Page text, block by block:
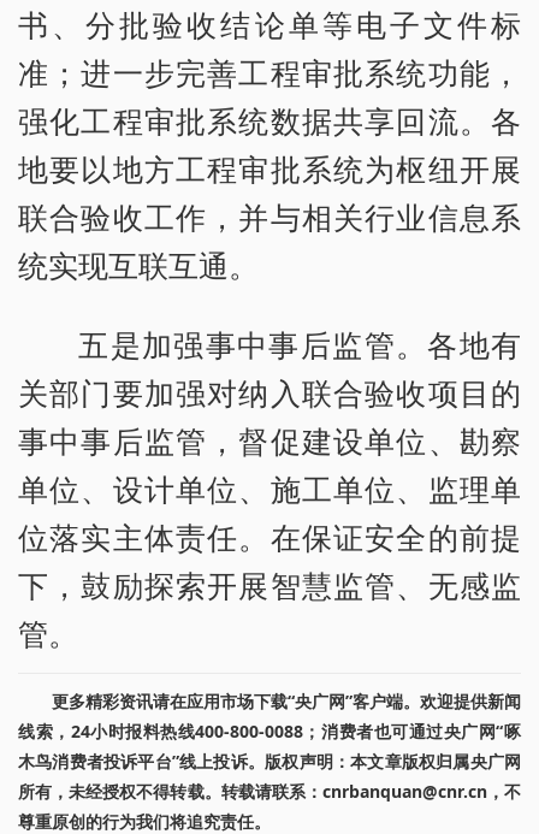
书、分批验收结论单等电子文件标
准；进一步完善工程审批系统功能，
强化工程审批系统数据共享回流。各
地要以地方工程审批系统为枢纽开展
联合验收工作，并与相关行业信息系
统实现互联互通。
五是加强事中事后监管。各地有
关部门要加强对纳入联合验收项目的
事中事后监管，督促建设单位、勘察
单位、设计单位、施工单位、监理单
位落实主体责任。在保证安全的前提
下，鼓励探索开展智慧监管、无感监
管。
更多精彩资讯请在应用市场下载“央广网”客户端。欢迎提供新闻
线索，24小时报料热线400-800-0088；消费者也可通过央广网“啄
木鸟消费者投诉平台”线上投诉。版权声明：本文章版权归属央广网
所有，未经授权不得转载。转载请联系：cnrbanquan@cnr.cn，不
尊重原创的行为我们将追究责任。